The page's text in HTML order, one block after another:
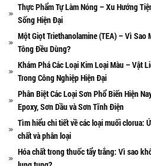
Thực Phẩm Tự Làm Nóng – Xu Hướng
Sống Hiện Đại
Một Giọt Triethanolamine (TEA) – Vì Sao
Tông Đều Dùng?
Khám Phá Các Loại Kim Loại Màu – Vật
Trong Công Nghiệp Hiện Đại
Phân Biệt Các Loại Sơn Phổ Biến Hiện
Epoxy, Sơn Dầu và Sơn Tĩnh Điện
Tìm hiểu chi tiết về các loại muối clorua:
chất và phân loại
Hóa chất trong thuốc tẩy trắng: Vì sao